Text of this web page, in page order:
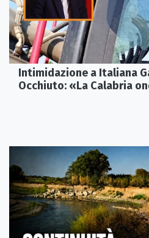
Intimidazione a Italiana
Occhiuto: «La Calabria